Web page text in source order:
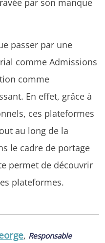
passer par une
comme Admissions
comme
En effet, grâce à
ces plateformes
au long de la
le cadre de portage
permet de découvrir
plateformes.
, Responsable